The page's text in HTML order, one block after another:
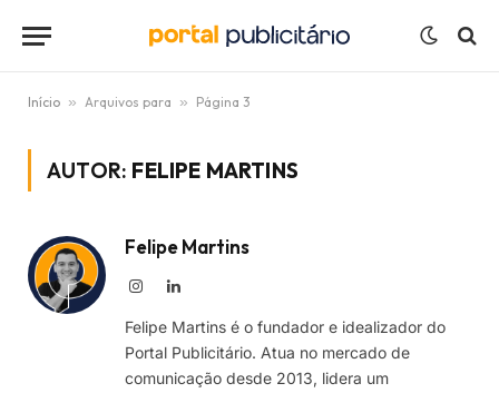
Início » Arquivos para » Página 3
AUTOR: FELIPE MARTINS
Felipe Martins
InstagramLinkedIn
Felipe Martins é o fundador e idealizador do
Portal Publicitário. Atua no mercado de
comunicação desde 2013, lidera um